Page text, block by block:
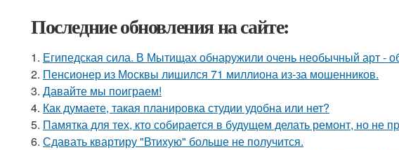
Последние обновления на сайте:
1. Египедская сила. В Мытищах обнаружили очень необычный арт -
2. Пенсионер из Москвы лишился 71 миллиона из-за мошенников.
3. Давайте мы поиграем!
4. Как думаете, такая планировка студии удобна или нет?
5. Памятка для тех, кто собирается в будущем делать ремонт, но не
6. Сдавать квартиру "Втихую" больше не получится.